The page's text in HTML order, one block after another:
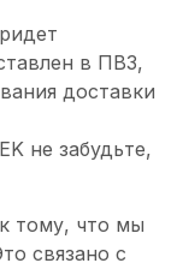
в ПВЗ,
доставки
не забудьте,
тому, что мы
связано с